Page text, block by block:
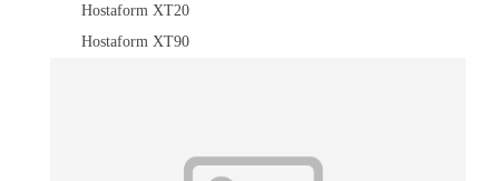
Hostaform XT20
Hostaform XT90